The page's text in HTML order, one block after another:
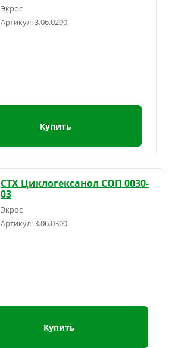
Экрос
Артикул:3.06.0290
Купить
СТХ Циклогексанол СОП 0030-
03
Экрос
Артикул:3.06.0300
Купить